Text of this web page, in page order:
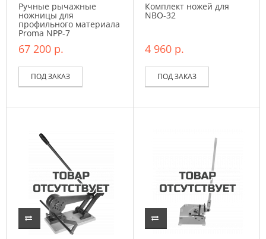
Ручные рычажные
ножницы для
профильного материала
Proma NPP-7
67 200 р.
ПОД ЗАКАЗ
Комплект ножей для
NBO-32
4 960 р.
ПОД ЗАКАЗ